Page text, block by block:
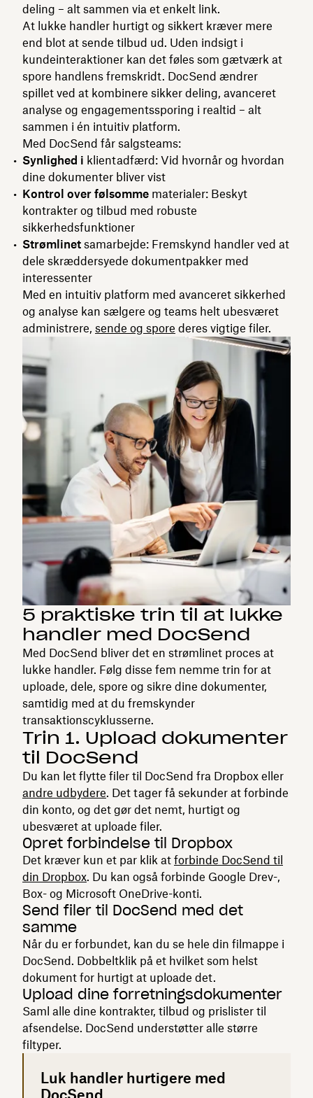
deling – alt sammen via et enkelt link.
At lukke handler hurtigt og sikkert kræver mere
end blot at sende tilbud ud. Uden indsigt i
kundeinteraktioner kan det føles som gætværk at
spore handlens fremskridt. DocSend ændrer
spillet ved at kombinere sikker deling, avanceret
analyse og engagementssporing i realtid – alt
sammen i én intuitiv platform.
Med DocSend får salgsteams:
Synlighed i klientadfærd: Vid hvornår og hvordan
dine dokumenter bliver vist
Kontrol over følsomme materialer: Beskyt
kontrakter og tilbud med robuste
sikkerhedsfunktioner
Strømlinet samarbejde: Fremskynd handler ved at
dele skræddersyede dokumentpakker med
interessenter
Med en intuitiv platform med avanceret sikkerhed
og analyse kan sælgere og teams helt ubesværet
administrere, sende og spore deres vigtige filer.
5 praktiske trin til at lukke
handler med DocSend
Med DocSend bliver det en strømlinet proces at
lukke handler. Følg disse fem nemme trin for at
uploade, dele, spore og sikre dine dokumenter,
samtidig med at du fremskynder
transaktionscyklusserne.
Trin 1. Upload dokumenter
til DocSend
Du kan let flytte filer til DocSend fra Dropbox eller
andre udbydere. Det tager få sekunder at forbinde
din konto, og det gør det nemt, hurtigt og
ubesværet at uploade filer.
Opret forbindelse til Dropbox
Det kræver kun et par klik at forbinde DocSend til
din Dropbox. Du kan også forbinde Google Drev-,
Box- og Microsoft OneDrive-konti.
Send filer til DocSend med det
samme
Når du er forbundet, kan du se hele din filmappe i
DocSend. Dobbeltklik på et hvilket som helst
dokument for hurtigt at uploade det.
Upload dine forretningsdokumenter
Saml alle dine kontrakter, tilbud og prislister til
afsendelse. DocSend understøtter alle større
filtyper.
Luk handler hurtigere med
DocSend